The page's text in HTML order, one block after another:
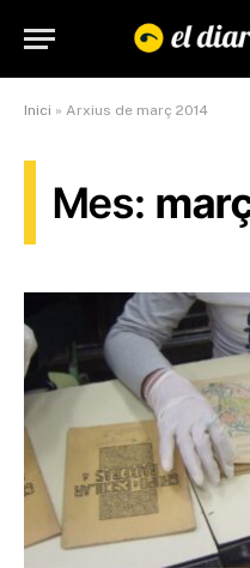
Inici » Arxius de març 2014
Mes: